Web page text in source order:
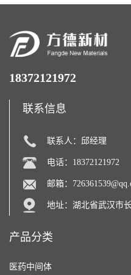
18372121972
联系信息
联系人：邱经理
电话：18372121972
邮箱：
地址：湖北省武汉市
产品分类
医药中间体